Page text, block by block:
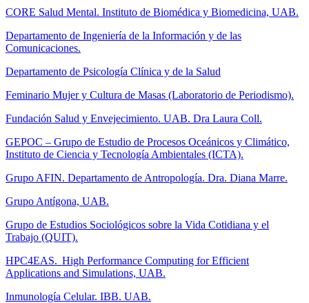
CORE Salud Mental. Instituto de Biomédica y Biomedicina, UAB.
Departamento de Ingeniería de la Información y de las
Comunicaciones.
Departamento de Psicología Clínica y de la Salud
Feminario Mujer y Cultura de Masas (Laboratorio de Periodismo).
Fundación Salud y Envejecimiento. UAB. Dra Laura Coll.
GEPOC – Grupo de Estudio de Procesos Oceánicos y Climático,
Instituto de Ciencia y Tecnología Ambientales (ICTA).
Grupo AFIN. Departamento de Antropología. Dra. Diana Marre.
Grupo Antígona, UAB.
Grupo de Estudios Sociológicos sobre la Vida Cotidiana y el
Trabajo (QUIT).
HPC4EAS. High Performance Computing for Efficient
Applications and Simulations, UAB.
Inmunología Celular. IBB. UAB.